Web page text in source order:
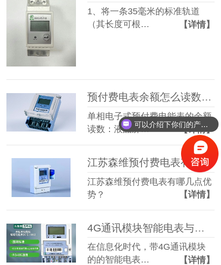
1、将一条35毫米的标准轨道
（其长度可根…
【详情】
预付费电表余额怎么读数？-预付费电表-江苏森维电子
单相电子式预付费电能表的余额
读数：液晶屏…
【详情】
江苏森维预付费电表有哪几点优势？
江苏森维预付费电表有哪几点优
势？
【详情】
在信息化时代，带4G通讯模块
的的智能电表…
【详情】
可以介绍下你们的产品么？